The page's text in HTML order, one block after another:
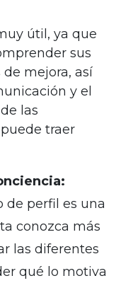
útil, ya que
sus
mejora, así
y el
las
traer
de perfil es una
conozca más
las diferentes
qué lo motiva